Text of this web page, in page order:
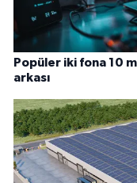
Popüler iki fona 10
arkası